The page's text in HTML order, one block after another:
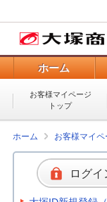
ホーム
お客様マイページ
トップ
ホーム お客様マイペ
ログイ